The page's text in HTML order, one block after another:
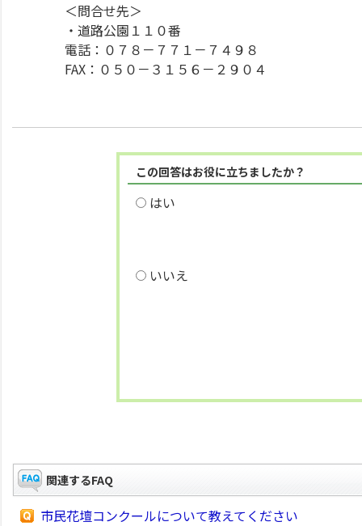
＜問合せ先＞
・道路公園１１０番
電話：０７８－７７１－７４９８
FAX：０５０－３１５６－２９０４
この回答はお役に立ちましたか？
はい
いいえ
関連するFAQ
市民花壇コンクールについて教えてください